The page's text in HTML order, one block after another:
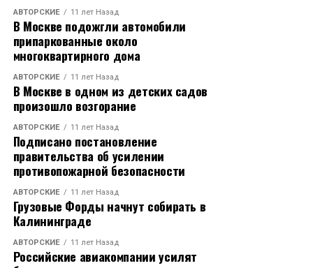
АВТОРСКИЕ 11 лет Назад
В Москве подожгли автомобили
припаркованные около
многоквартирного дома
АВТОРСКИЕ 11 лет Назад
В Москве в одном из детских садов
произошло возгорание
АВТОРСКИЕ 11 лет Назад
Подписано постановление
правительства об усилении
противопожарной безопасности
АВТОРСКИЕ 11 лет Назад
Грузовые Форды начнут собирать в
Калининграде
АВТОРСКИЕ 11 лет Назад
Российские авиакомпании усилят